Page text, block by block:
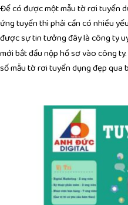
Để có được một mẫu tờ rơi tuyển
ứng tuyển thì phải cần có nhiều
được sự tin tưởng đây là công ty
mới bắt đầu nộp hồ sơ vào công
số mẫu tờ rơi tuyển dụng đẹp qua